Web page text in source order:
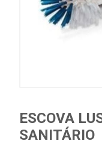
ESCOVA
SANITÁRIO